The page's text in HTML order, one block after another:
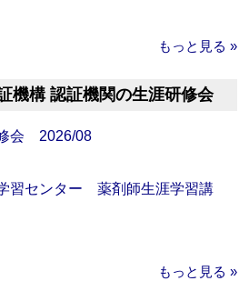
もっと見る »
機構 認証機関の生涯研修会
会 2026/08
習センター 薬剤師生涯学習講
もっと見る »